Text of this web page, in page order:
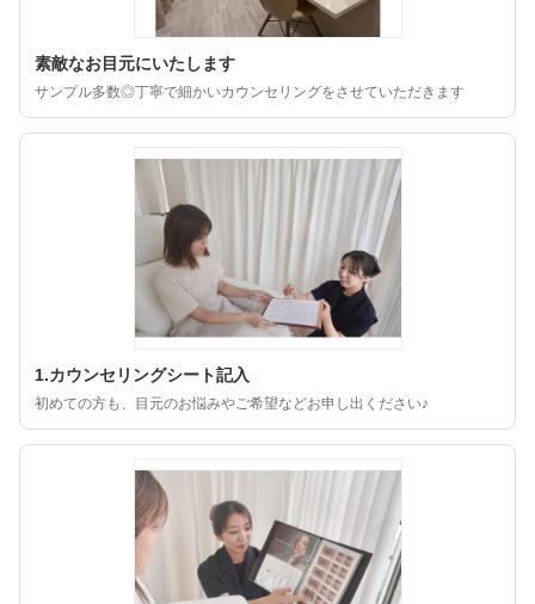
素敵なお目元にいたします
サンプル多数◎丁寧で細かいカウンセリングをさせていただきます
1.カウンセリングシート記入
初めての方も、目元のお悩みやご希望などお申し出ください♪